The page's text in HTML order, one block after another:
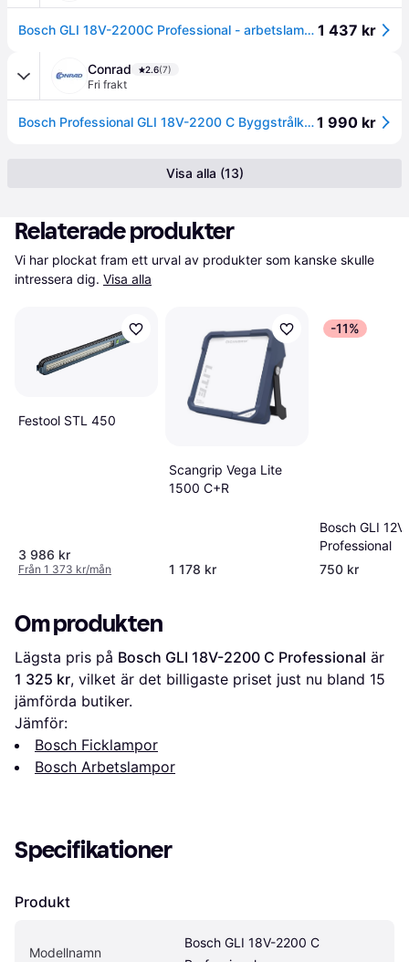
Bosch GLI 18V-2200C Professional - arbetslampa - LED 1 437 kr
Conrad 2.6(7)
Fri frakt
Bosch Professional GLI 18V-2200 C Byggstrålkastare 2200 lm 06014465011 990 kr
Visa alla (13)
Relaterade produkter
Vi har plockat fram ett urval av produkter som kanske skulle
intressera dig. Visa alla
Festool STL 450
3 986 kr
Från 1 373 kr/mån
Scangrip Vega Lite
1500 C+R
1 178 kr
-11%
Bosch GLI
Professional
750 kr
Om produkten
Lägsta pris på Bosch GLI 18V-2200 C Professional
1 325 kr, vilket är det billigaste priset just nu bland 15
jämförda butiker.
Jämför:
Bosch Ficklampor
Bosch Arbetslampor
Specifikationer
Produkt
Modellnamn
Bosch GLI 18V-2200 C